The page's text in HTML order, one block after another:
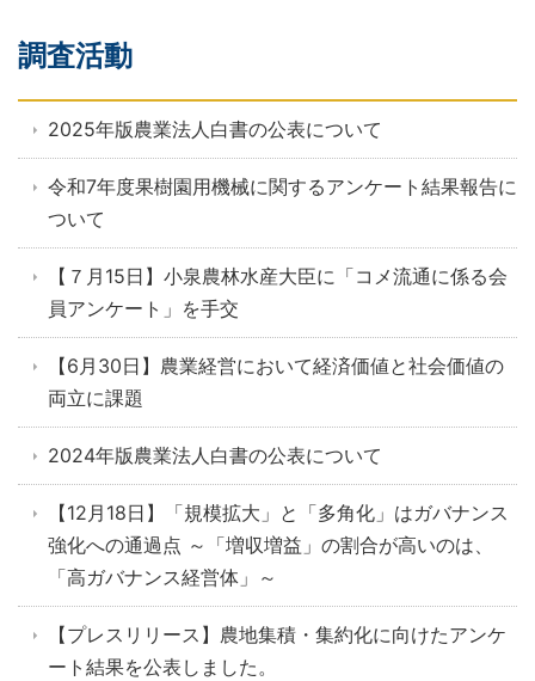
調査活動
2025年版農業法人白書の公表について
令和7年度果樹園用機械に関するアンケート結果報告に
ついて
【７月15日】小泉農林水産大臣に「コメ流通に係る会
員アンケート」を手交
【6月30日】農業経営において経済価値と社会価値の
両立に課題
2024年版農業法人白書の公表について
【12月18日】「規模拡大」と「多角化」はガバナンス
強化への通過点 ～「増収増益」の割合が高いのは、
「高ガバナンス経営体」～
【プレスリリース】農地集積・集約化に向けたアンケ
ート結果を公表しました。